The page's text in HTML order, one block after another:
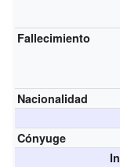
Fallecimiento
Nacionalidad
Cónyuge